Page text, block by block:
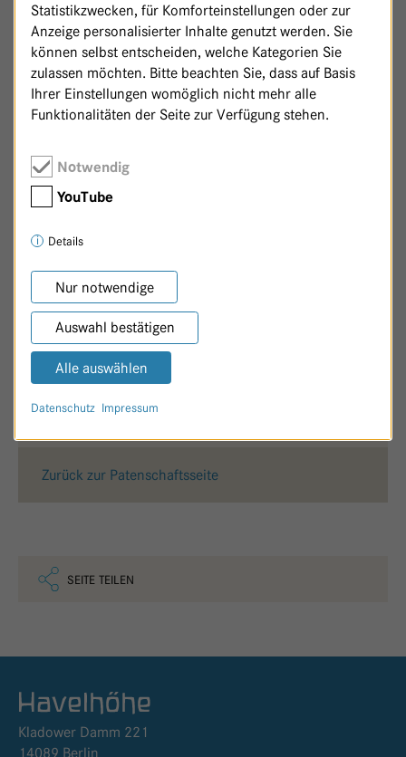
Christian Schicht ,Herzstück - Haupthaus
Aiga Schlodder Herzstück - Haupthaus
ZURÜCK
Zurück zur Patenschaftsseite
SEITE TEILEN
Logo GKH Havelhöhe
Kladower Damm 221
14089 Berlin
Statistikzwecken, für Komforteinstellungen oder zur
Anzeige personalisierter Inhalte genutzt werden. Sie
können selbst entscheiden, welche Kategorien Sie
zulassen möchten. Bitte beachten Sie, dass auf Basis
Ihrer Einstellungen womöglich nicht mehr alle
Funktionalitäten der Seite zur Verfügung stehen.
Notwendig
YouTube
Details
Nur notwendige
Auswahl bestätigen
Alle auswählen
Datenschutz Impressum